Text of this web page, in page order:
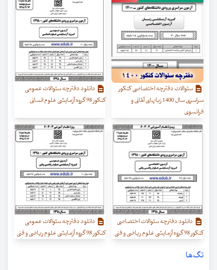
سئوالات دفترچه اختصاصی کنکور
سراسری سال 1400 زبانهای آلمانی و
فرانسوی
دانلود دفترچه سئوالات عمومی
کنکور 98 گروه آزمایشی علوم انسانی
دانلود دفترچه سئوالات اختصاصی
کنکور 98 گروه آزمایشی علوم ریاضی و فنی
دانلود دفترچه سئوالات عمومی
کنکور 98 گروه آزمایشی علوم ریاضی و فنی
تگ‌ها